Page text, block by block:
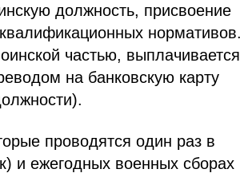
должность, присвоение
нормативов.
частью, выплачивается
на банковскую карту
проводятся один раз в
и ежегодных военных сборах